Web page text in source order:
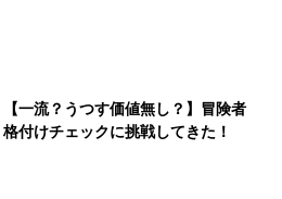
【一流？うつす価値無し？】冒険者
格付けチェックに挑戦してきた！